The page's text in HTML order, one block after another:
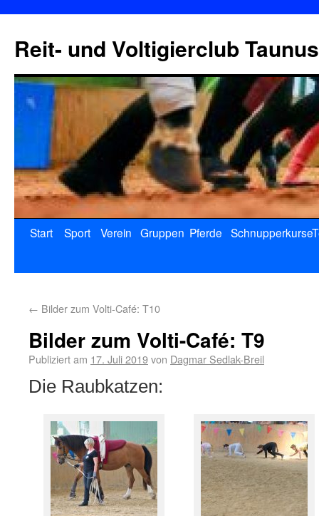
Reit- und Voltigierclub
Start Sport Verein Gruppen Pferde Schnupperkurse
← Bilder zum Volti-Café: T10
Bilder zum Volti-Café: T9
Publiziert am 17. Juli 2019von Dagmar Sedlak-Breil
Die Raubkatzen: